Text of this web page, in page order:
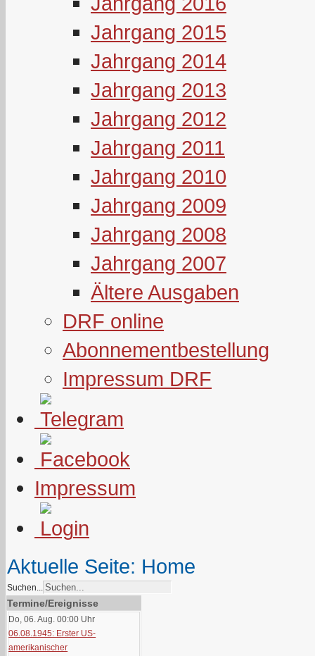
Jahrgang 2015
Jahrgang 2014
Jahrgang 2013
Jahrgang 2012
Jahrgang 2011
Jahrgang 2010
Jahrgang 2009
Jahrgang 2008
Jahrgang 2007
Ältere Ausgaben
DRF online
Abonnementbestellung
Impressum DRF
Impressum
Aktuelle Seite: Home
Suchen...
Termine/Ereignisse
Do, 06. Aug. 00:00 Uhr
06.08.1945: Erster US-
amerikanischer